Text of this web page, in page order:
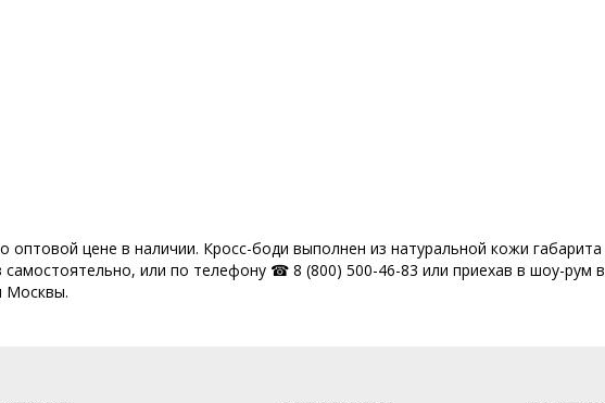
оптовой цене в наличии. Кросс-боди выполнен из натуральной кожи
или по телефону ☎ 8 (800) 500-46-83 или приехав в шоу-рум
Москвы.